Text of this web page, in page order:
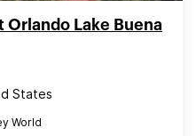
Orlando Lake Buena
States
World